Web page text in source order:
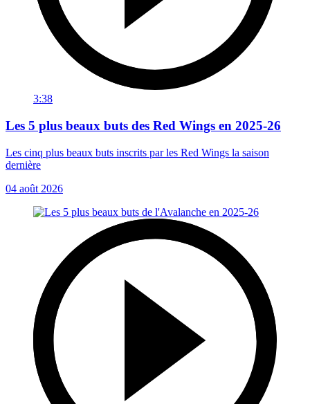
3:38
Les 5 plus beaux buts des Red Wings en 2025-26
Les cinq plus beaux buts inscrits par les Red Wings la saison
dernière
04 août 2026